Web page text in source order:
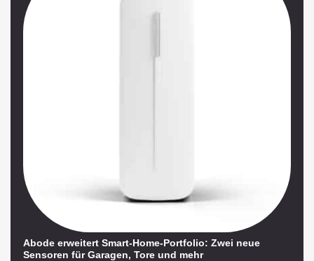
Abode erweitert Smart-Home-Portfolio: Zwei neue
Sensoren für Garagen, Tore und mehr